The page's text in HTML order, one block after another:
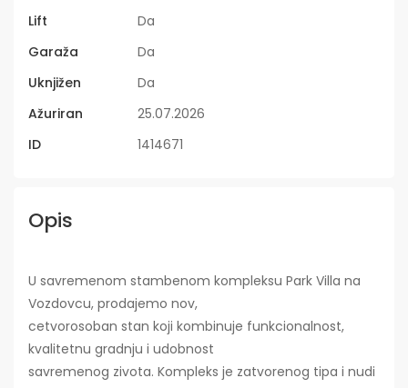
Lift
Da
Garaža
Da
Uknjižen
Da
Ažuriran
25.07.2026
ID
1414671
Opis
U savremenom stambenom kompleksu Park Villa na
Vozdovcu, prodajemo nov,
cetvorosoban stan koji kombinuje funkcionalnost,
kvalitetnu gradnju i udobnost
savremenog zivota. Kompleks je zatvorenog tipa i nudi